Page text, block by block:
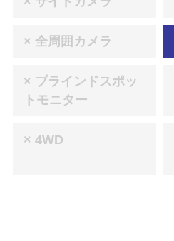
× 全周囲カメラ
× ブラインドスポッ
トモニター
× 4WD